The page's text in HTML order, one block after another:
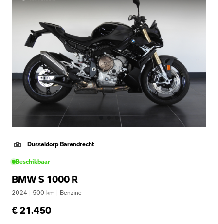
Dusseldorp Barendrecht
Beschikbaar
BMW S 1000 R
2024 | 500 km | Benzine
€ 21.450